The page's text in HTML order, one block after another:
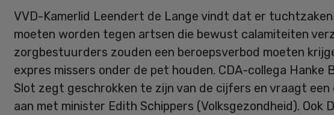
VVD-Kamerlid Leendert de Lange vindt dat er
moeten worden tegen artsen die bewust calamiteiten
zorgbestuurders zouden een beroepsverbod moeten
expres missers onder de pet houden. CDA-collega Hanke
Slot zegt geschrokken te zijn van de cijfers en vraagt een
aan met minister Edith Schippers (Volksgezondheid). Ook